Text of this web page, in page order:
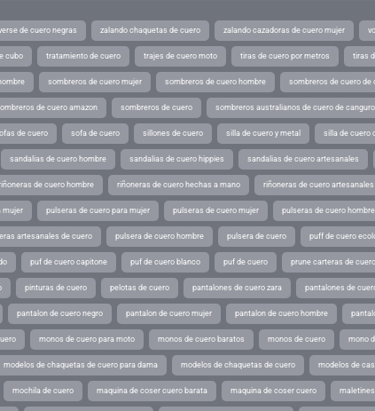
de cuero negras zalando chaquetas de cuero zalando cazadoras de cuero mujer
cubo tratamiento de cuero trajes de cuero moto tiras de cuero por metros tiras
sombreros de cuero mujer sombreros de cuero hombre sombreros de cuero de
de cuero amazon sombreros de cuero sombreros australianos de cuero de canguro
de cuero sofa de cuero sillones de cuero silla de cuero y metal silla de cuero
sandalias de cuero hombre sandalias de cuero hippies sandalias de cuero artesanales
de cuero hombre riñoneras de cuero hechas a mano riñoneras de cuero artesanales
mujer pulseras de cuero para mujer pulseras de cuero mujer pulseras de cuero
artesanales de cuero pulsera de cuero hombre pulsera de cuero puff de cuero
puf de cuero capitone puf de cuero blanco puf de cuero prune carteras de cuero
pinturas de cuero pelotas de cuero pantalones de cuero zara pantalones de
pantalon de cuero negro pantalon de cuero mujer pantalon de cuero hombre
monos de cuero para moto monos de cuero baratos monos de cuero mono
modelos de chaquetas de cuero para dama modelos de chaquetas de cuero modelos de
mochila de cuero maquina de coser cuero barata maquina de coser cuero